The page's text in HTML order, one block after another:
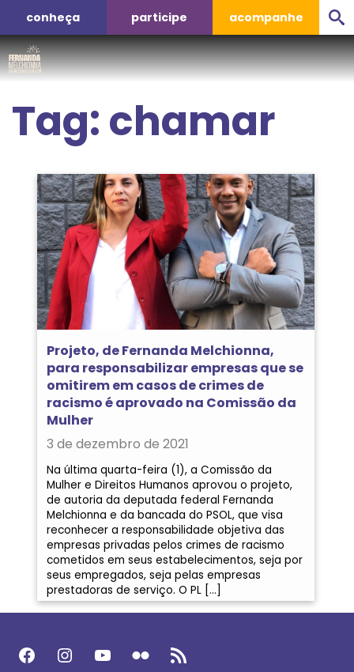
conheça participe acompanhe
Tag:chamar
Projeto, de Fernanda Melchionna,
para responsabilizar empresas que se
omitirem em casos de crimes de
racismo é aprovado na Comissão da
Mulher
3 de dezembro de 2021
Na última quarta-feira (1), a Comissão da
Mulher e Direitos Humanos aprovou o projeto,
de autoria da deputada federal Fernanda
Melchionna e da bancada do PSOL, que visa
reconhecer a responsabilidade objetiva das
empresas privadas pelos crimes de racismo
cometidos em seus estabelecimentos, seja por
seus empregados, seja pelas empresas
prestadoras de serviço. O PL […]
Facebook Instagram Youtube Flickr Feed RSS